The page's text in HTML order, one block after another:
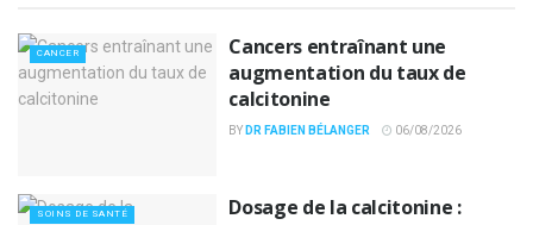
CANCER
Cancers entraînant une
augmentation du taux de
calcitonine
BY DR FABIEN BÉLANGER 06/08/2026
SOINS DE SANTÉ
Dosage de la calcitonine :